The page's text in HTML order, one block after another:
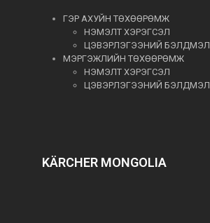
ГЭР АХУЙН ТӨХӨӨРӨМЖ
НЭМЭЛТ ХЭРЭГСЭЛ
ЦЭВЭРЛЭГЭЭНИЙ БЭЛДМЭЛ
МЭРГЭЖЛИЙН ТӨХӨӨРӨМЖ
НЭМЭЛТ ХЭРЭГСЭЛ
ЦЭВЭРЛЭГЭЭНИЙ БЭЛДМЭЛ
KÄRCHER MONGOLIA